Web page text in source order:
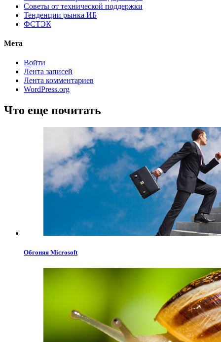
Советы от технической поддержки
Тенденции рынка ИБ
ФСТЭК
Мета
Войти
Лента записей
Лента комментариев
WordPress.org
Что еще почитать
Обгоняя Microsoft